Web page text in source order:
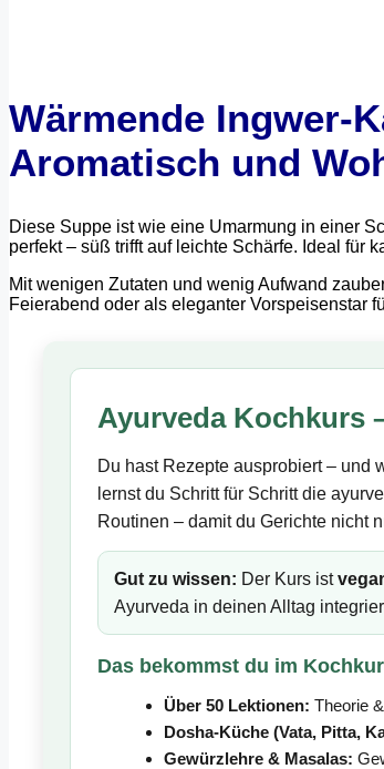
Wärmende Ingwer-
Aromatisch und
Diese Suppe ist wie eine Umarmung in einer
perfekt – süß trifft auf leichte Schärfe. Ideal für
Mit wenigen Zutaten und wenig Aufwand
Feierabend oder als eleganter Vorspeisenstar
Ayurveda Kochkurs
Du hast Rezepte ausprobiert – und
lernst du Schritt für Schritt die
Routinen – damit du Gerichte nicht
Gut zu wissen: Der Kurs ist
Ayurveda in deinen Alltag
Das bekommst du im
Über 50 Lektionen: Theorie
Dosha-Küche (Vata, Pitta,
Gewürzlehre & Masalas: